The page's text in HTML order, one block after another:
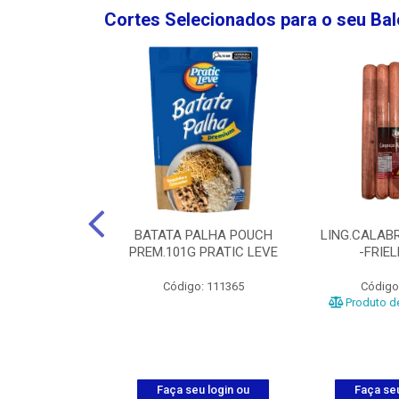
Cortes Selecionados para o seu
BATATA PALHA POUCH
PREM.101G PRATIC LEVE
Código: 111365
Faça seu login ou
-
Produto
Faça